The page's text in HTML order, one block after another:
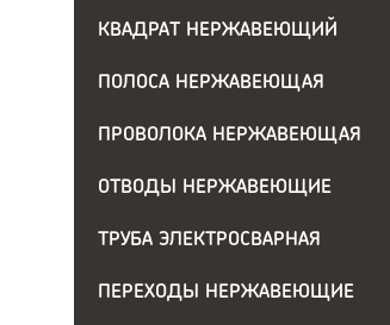
КВАДРАТ НЕРЖАВЕЮЩИЙ
ПОЛОСА НЕРЖАВЕЮЩАЯ
ПРОВОЛОКА НЕРЖАВЕЮЩАЯ
ОТВОДЫ НЕРЖАВЕЮЩИЕ
ТРУБА ЭЛЕКТРОСВАРНАЯ
ПЕРЕХОДЫ НЕРЖАВЕЮЩИЕ